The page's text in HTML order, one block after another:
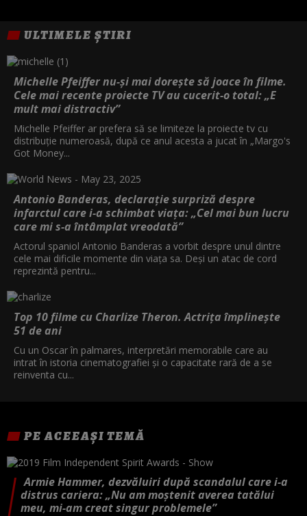
ULTIMELE ȘTIRI
Michelle Pfeiffer nu-și mai dorește să joace în filme.
Cele mai recente proiecte TV au cucerit-o total: „E
mult mai distractiv”
Michelle Pfeiffer ar prefera să se limiteze la proiecte tv cu
distribuție numeroasă, după ce anul acesta a jucat în „Margo's
Got Money...
Antonio Banderas, declarație surpriză despre
infarctul care i-a schimbat viața: „Cel mai bun lucru
care mi s-a întâmplat vreodată”
Actorul spaniol Antonio Banderas a vorbit despre unul dintre
cele mai dificile momente din viața sa. Deși un atac de cord
reprezintă pentru...
Top 10 filme cu Charlize Theron. Actrița împlinește
51 de ani
Cu un Oscar în palmares, interpretări memorabile care au
intrat în istoria cinematografiei și o capacitate rară de a se
reinventa cu...
PE ACEEAȘI TEMĂ
Armie Hammer, dezvăluiri după scandalul care i-a
distrus cariera: „Nu am moștenit averea tatălui
meu, mi-am creat singur problemele”